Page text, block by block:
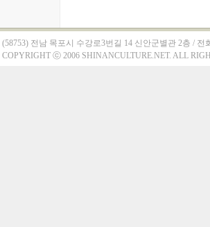
(58753) 전남 목포시 수강로3번길 14 신안군별관 2층 / 전
COPYRIGHT ⓒ2006 SHINANCULTURE.NET. ALL